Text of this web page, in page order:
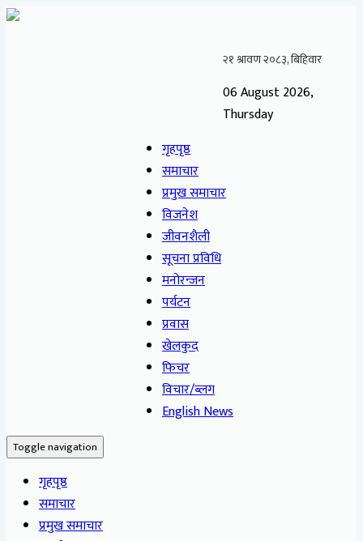
06 August 2026,
Thursday
गृहपृष्ठ
समाचार
प्रमुख समाचार
विजनेश
जीवनशैली
सूचना प्रविधि
मनोरन्जन
पर्यटन
प्रवास
खेलकुद
फिचर
विचार/ब्लग
English News
Toggle navigation
गृहपृष्ठ
समाचार
प्रमुख समाचार